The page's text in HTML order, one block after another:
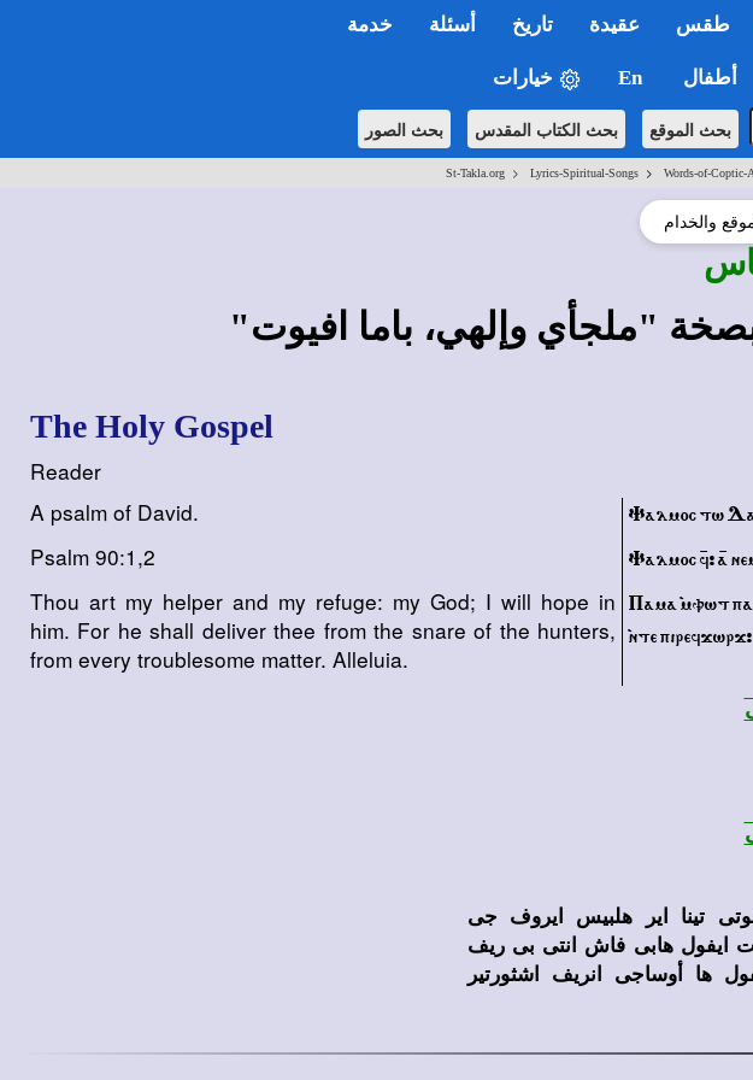
طقس عقيدة تاريخ أسئلة خدمة
أطفال En خيارات
بحث الموقع بحث الكتاب المقدس بحث الصور
St-Takla.org> Lyrics-Spiritual-Songs> Words-of-Coptic-
والخدام
The Holy Gospel
Reader
A psalm of David.
Yalmoc tw
Psalm 90:1,2
Yalmoc f/> a/
Thou art my helper and my refuge: my God; I will hope in
him. For he shall deliver thee from the snare of the hunters,
from every troublesome matter. Alleluia.
Pama `mvwt
`nte pirefjwrj>
تينا اير هلبيس ايروف جى
ايفول هابى فاش انتى بى ريف
ها أوساجى انريف اشثورتير